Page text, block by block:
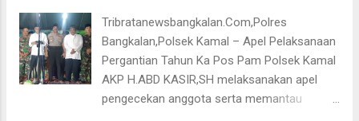
lupa untuk menyampaikan pesan-pesan
kamtibmas dan juga memberi himbauan agar
turut serta membantu tugas kepolisian
dalam menjaga keamanan didesaya dari
tindak kriminal, dan juga mengajak untuk
Tribratanewsbangkalan.Com,Polres
Bangkalan,Polsek Kamal – Apel Pelaksanaan
Pergantian Tahun Ka Pos Pam Polsek Kamal
AKP H.ABD KASIR,SH melaksanakan apel
pengecekan anggota serta memantau